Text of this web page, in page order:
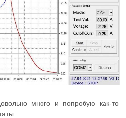
много и попробую как-то